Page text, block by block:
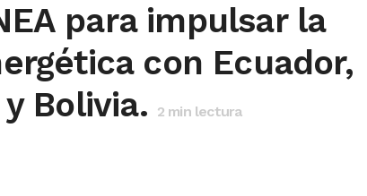
para impulsar la
con Ecuador,
Bolivia.
2min lectura